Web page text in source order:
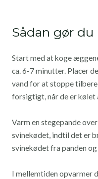
Sådan gør du
Start med at koge
ca. 6-7 minutter. Placer
vand for at stoppe
forsigtigt, når de er kølet
Varm en stegepande
svinekødet, indtil det er
svinekødet fra panden
I mellemtiden opvarmer